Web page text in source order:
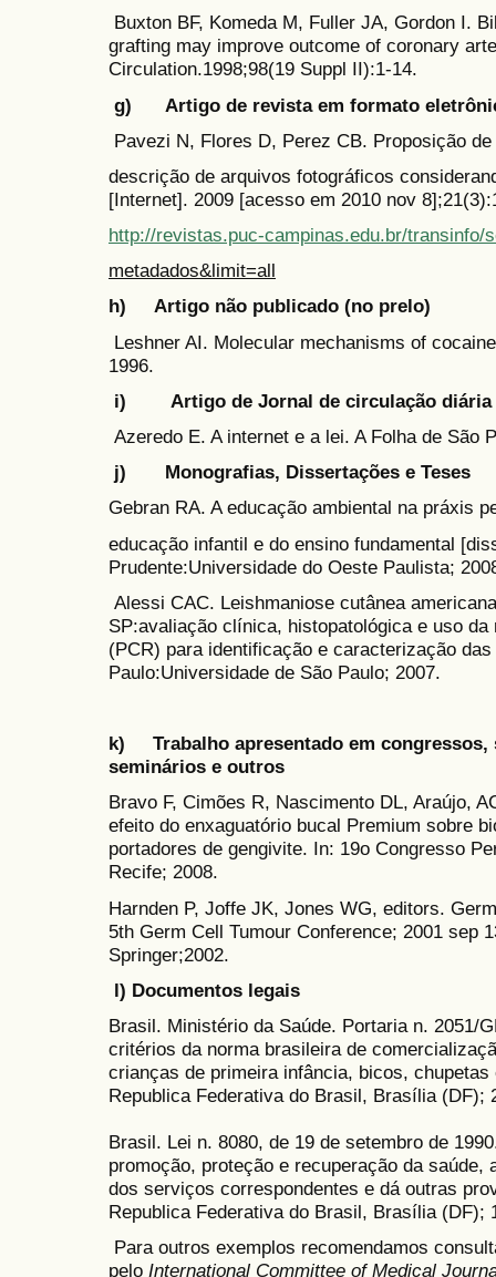
Buxton BF, Komeda M, Fuller JA, Gordon I.
grafting may improve outcome of coronary
Circulation.1998;98(19 Suppl II):1-14.
g) Artigo de revista em formato
Pavezi N, Flores D, Perez CB. Proposição
descrição de arquivos fotográficos
[Internet]. 2009 [acesso em 2010 nov
http://revistas.puc-campinas.edu.br/transinfo/
metadados&limit=all
h) Artigo não publicado (no prelo)
Leshner AI. Molecular mechanisms of
1996.
i) Artigo de Jornal de circulação diária
Azeredo E. A internet e a lei. A Folha de São
j) Monografias, Dissertações e Teses
Gebran RA. A educação ambiental na práxis
educação infantil e do ensino fundamental
Prudente:Universidade do Oeste Paulista;
Alessi CAC. Leishmaniose cutânea
SP:avaliação clínica, histopatológica e uso
(PCR) para identificação e caracterização
Paulo:Universidade de São Paulo; 2007.
k) Trabalho apresentado em congressos,
seminários e outros
Bravo F, Cimões R, Nascimento DL, Araújo,
efeito do enxaguatório bucal Premium sobre
portadores de gengivite. In: 19o Congresso
Recife; 2008.
Harnden P, Joffe JK, Jones WG, editors.
5th Germ Cell Tumour Conference; 2001 sep
Springer;2002.
l) Documentos legais
Brasil. Ministério da Saúde. Portaria n. 2051/
critérios da norma brasileira de
crianças de primeira infância, bicos,
Republica Federativa do Brasil, Brasília (DF);
Brasil. Lei n. 8080, de 19 de setembro de
promoção, proteção e recuperação da saúde,
dos serviços correspondentes e dá outras
Republica Federativa do Brasil, Brasília (DF);
Para outros exemplos recomendamos
pelo International Committee of Medical